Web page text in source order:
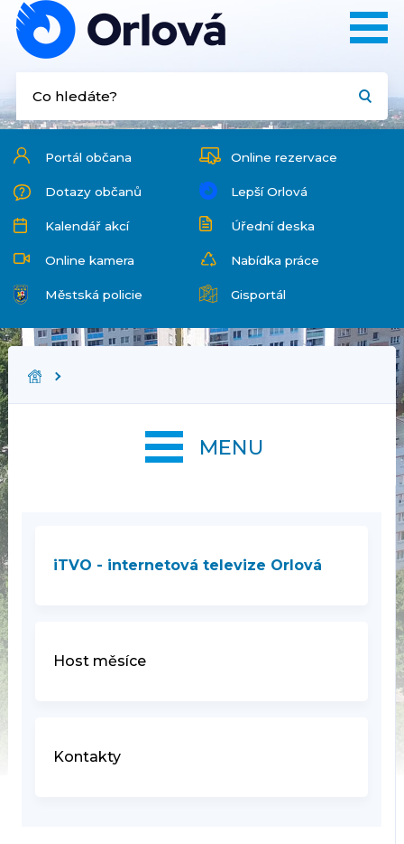
Portál občana Online rezervace
Dotazy občanů Lepší Orlová
Kalendář akcí Úřední deska
Online kamera Nabídka práce
Městská policie Gisportál
iTVO - internetová televize Orlová
Host měsíce
Kontakty
MENU